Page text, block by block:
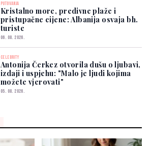
PUTOVANJA
Kristalno more, predivne plaže i
pristupačne cijene: Albanija osvaja bh.
turiste
06. 08. 2026.
CELEBRITY
Antonija Čerkez otvorila dušu o ljubavi,
izdaji i uspjehu: "Malo je ljudi kojima
možete vjerovati"
05. 08. 2026.